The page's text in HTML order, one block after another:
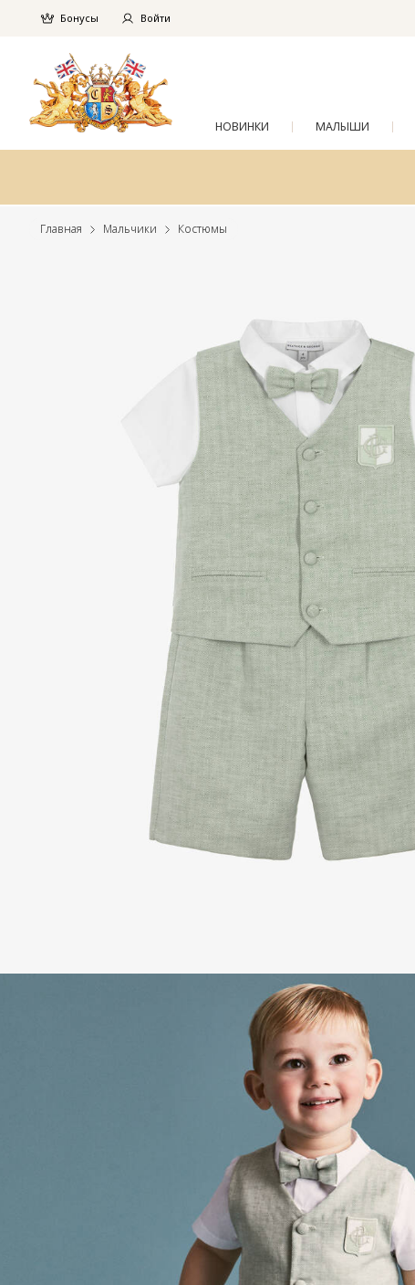
Бонусы Войти
НОВИНКИ МАЛЫШИ
Главная Мальчики Костюмы